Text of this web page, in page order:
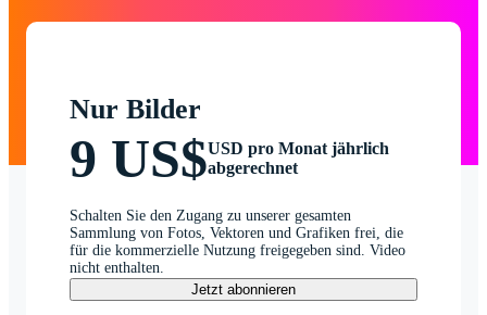
Nur Bilder
9 US$USD pro Monat jährlich
abgerechnet
Schalten Sie den Zugang zu unserer gesamten
Sammlung von Fotos, Vektoren und Grafiken frei, die
für die kommerzielle Nutzung freigegeben sind. Video
nicht enthalten.
Jetzt abonnieren